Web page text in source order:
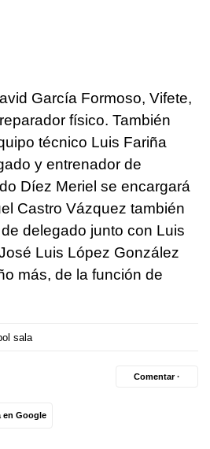
García Formoso, Vifete,
físico. También
técnico Luis Fariña
y entrenador de
Díez Meriel se encargará
Castro Vázquez también
delegado junto con Luis
Luis López González
más, de la función de
sala
en Google
Comentar ·